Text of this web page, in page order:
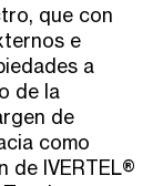
que con
e
a
de la
de
como
de IVERTEL®